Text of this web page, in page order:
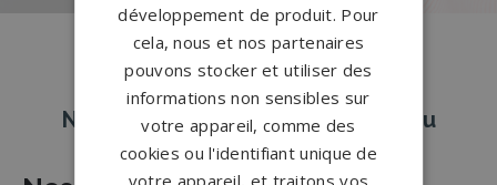
Nos pierres tombales à Beaupréau
développement de produit. Pour
cela, nous et nos partenaires
pouvons stocker et utiliser des
informations non sensibles sur
votre appareil, comme des
cookies ou l'identifiant unique de